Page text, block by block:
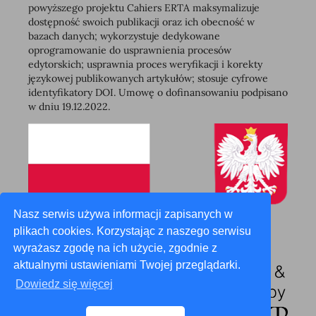
Nasz serwis używa informacji zapisanych w
plikach cookies. Korzystając z naszego serwisu
wyrażasz zgodę na ich użycie, zgodnie z
aktualnymi ustawieniami Twojej przeglądarki.
Dowiedz się więcej
powyższego projektu Cahiers ERTA maksymalizuje
dostępność swoich publikacji oraz ich obecność w
bazach danych; wykorzystuje dedykowane
oprogramowanie do usprawnienia procesów
edytorskich; usprawnia proces weryfikacji i korekty
językowej publikowanych artykułów; stosuje cyfrowe
identyfikatory DOI. Umowę o dofinansowaniu podpisano
w dniu 19.12.2022.